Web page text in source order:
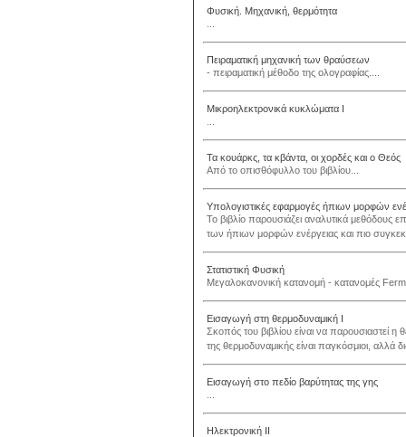
Φυσική. Μηχανική, θερμότητα
Πειραματική μηχανική των θραύσεων
- πειραματική μέθοδο της ολογραφίας....
Μικροηλεκτρονικά κυκλώματα Ι
Τα κουάρκς, τα κβάντα, οι χορδές και ο Θεός
Από το οπισθόφυλλο του βιβλίου...
Υπολογιστικές εφαρμογές ήπιων μορφών
Το βιβλίο παρουσιάζει αναλυτικά μεθόδους
των ήπιων μορφών ενέργειας και πιο
Στατιστική Φυσική
Μεγαλοκανονική κατανομή - κατανομές
Εισαγωγή στη θερμοδυναμική Ι
Σκοπός του βιβλίου είναι να παρουσιαστεί
της θερμοδυναμικής είναι παγκόσμιοι, αλλά
Εισαγωγή στο πεδίο βαρύτητας της γης
Ηλεκτρονική ΙΙ